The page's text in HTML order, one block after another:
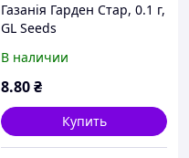
Газанія Гарден Стар, 0.1 г,
GL Seeds
В наличии
8.80₴
Купить